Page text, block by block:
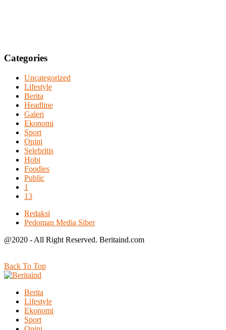
Categories
Uncategorized
Lifestyle
Berita
Headline
Galeri
Ekonomi
Sport
Opini
Selebritis
Hobi
Foodies
Public
1
13
Redaksi
Pedoman Media Siber
@2020 - All Right Reserved. Beritaind.com
Back To Top
Berita
Lifestyle
Ekonomi
Sport